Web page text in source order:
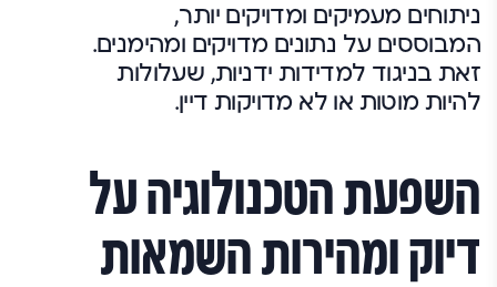
ניתוחים מעמיקים ומדויקים יותר,
המבוססים על נתונים מדויקים ומהימנים.
זאת בניגוד למדידות ידניות, שעלולות
להיות מוטות או לא מדויקות דיין.
השפעת הטכנולוגיה על
דיוק ומהירות השמאות